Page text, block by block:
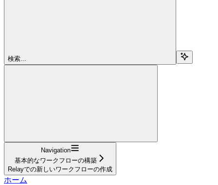
検索...
Navigation
基本的なワークフローの構築
Relayでの新しいワークフローの作成
ホーム